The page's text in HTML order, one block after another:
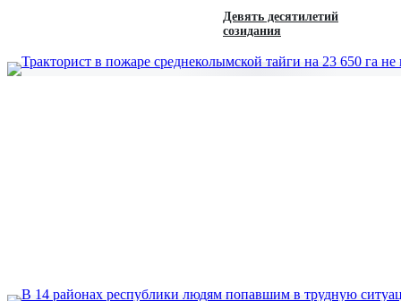
Девять десятилетий
созидания